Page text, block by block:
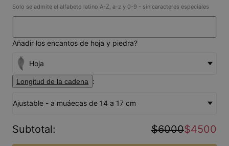
Solo se admite el alfabeto latino A-Z, a-z y 0-9 - sin caracteres especiales
Añadir los encantos de hoja y piedra?
Hoja
Longitud de la cadena :
Ajustable - a muáecas de 14 a 17 cm
Subtotal: $6000$4500